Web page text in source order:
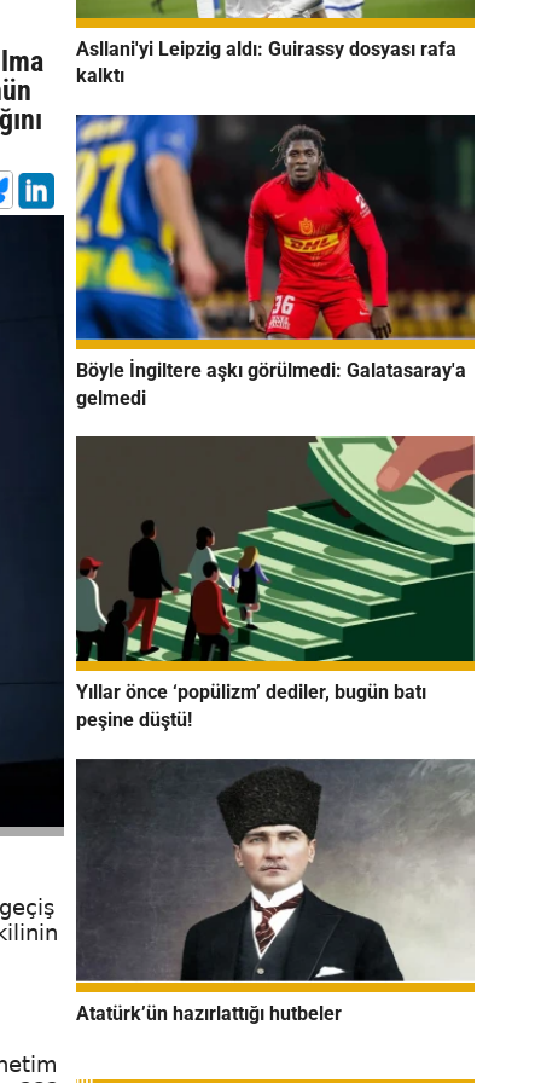
Asllani'yi Leipzig aldı: Guirassy dosyası rafa
kalktı
Böyle İngiltere aşkı görülmedi: Galatasaray'a
gelmedi
Yıllar önce ‘popülizm’ dediler, bugün batı
peşine düştü!
Atatürk’ün hazırlattığı hutbeler